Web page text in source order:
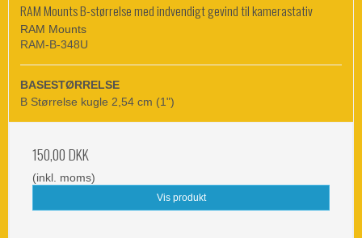
RAM Mounts B-størrelse med indvendigt gevind til kamerastativ
RAM Mounts
RAM-B-348U
BASESTØRRELSE
B Størrelse kugle 2,54 cm (1")
150,00 DKK
(inkl. moms)
Vis produkt